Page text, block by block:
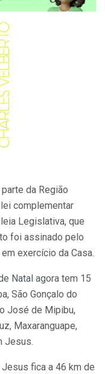
da Região
complementar
Legislativa, que
foi assinado pelo
exercício da Casa.
Natal agora tem 15
São Gonçalo do
José de Mipibu,
Maxaranguape,
Jesus.
fica a 46 km de